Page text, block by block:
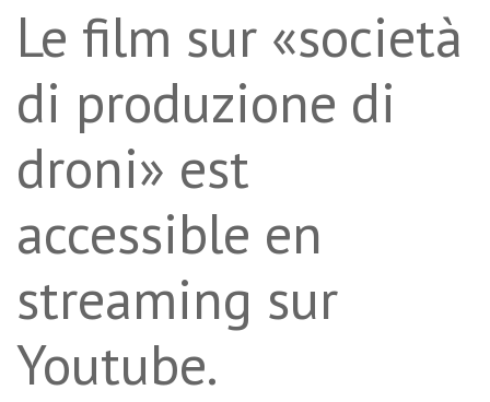
Le film sur «società
di produzione di
droni» est
accessible en
streaming sur
Youtube.